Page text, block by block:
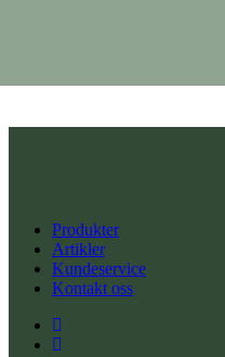
Produkter
Artikler
Kundeservice
Kontakt oss